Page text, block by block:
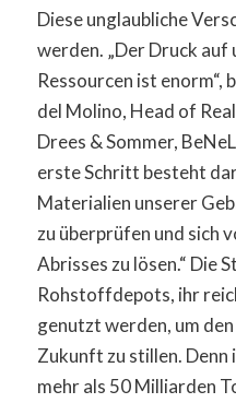
Diese unglaubliche
werden. „Der Druck auf
Ressourcen ist
del Molino, Head of
Drees & Sommer,
erste Schritt besteht
Materialien unserer
zu überprüfen und sich
Abrisses zu lösen.“ Die
Rohstoffdepots, ihr
genutzt werden, um
Zukunft zu stillen. Denn
mehr als 50 Milliarden